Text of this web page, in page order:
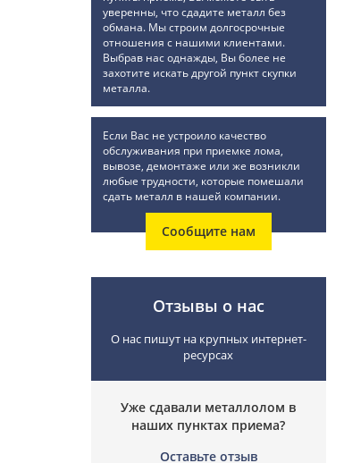
уверенны, что сдадите металл без
обмана. Мы строим долгосрочные
отношения с нашими клиентами.
Выбрав нас однажды, Вы более не
захотите искать другой пункт скупки
металла.
Если Вас не устроило качество
обслуживания при приемке лома,
вывозе, демонтаже или же возникли
любые трудности, которые помешали
сдать металл в нашей компании.
Сообщите нам
Отзывы о нас
О нас пишут на крупных интернет-
ресурсах
Уже сдавали металлолом в
наших пунктах приема?
Оставьте отзыв